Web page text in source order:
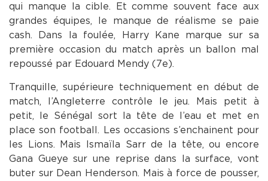
qui manque la cible. Et comme souvent face aux
grandes équipes, le manque de réalisme se paie
cash. Dans la foulée, Harry Kane marque sur sa
première occasion du match après un ballon mal
repoussé par Edouard Mendy (7e).
Tranquille, supérieure techniquement en début de
match, l’Angleterre contrôle le jeu. Mais petit à
petit, le Sénégal sort la tête de l’eau et met en
place son football. Les occasions s’enchainent pour
les Lions. Mais Ismaïla Sarr de la tête, ou encore
Gana Gueye sur une reprise dans la surface, vont
buter sur Dean Henderson. Mais à force de pousser,